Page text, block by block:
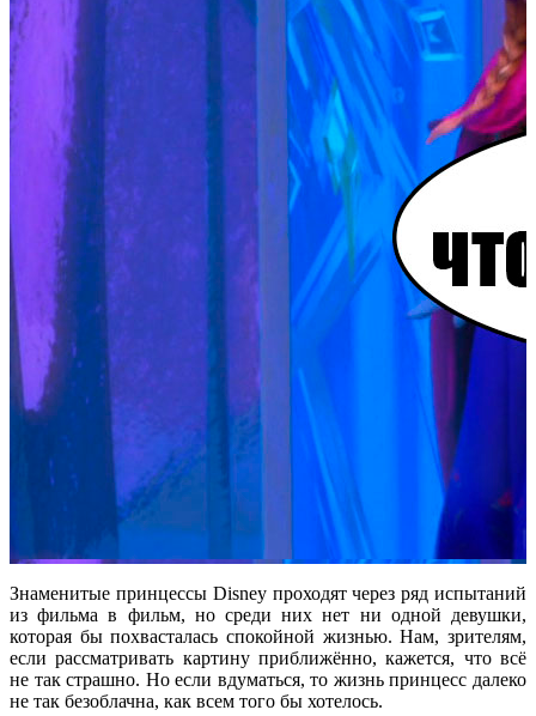
Знаменитые принцессы Disney проходят через ряд испытаний
из фильма в фильм, но среди них нет ни одной девушки,
которая бы похвасталась спокойной жизнью. Нам, зрителям,
если рассматривать картину приближённо, кажется, что всё
не так страшно. Но если вдуматься, то жизнь принцесс далеко
не так безоблачна, как всем того бы хотелось.